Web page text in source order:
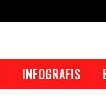
INFOGRAFIS